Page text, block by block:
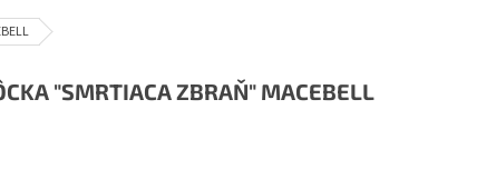
"SMRTIACA ZBRAŇ" MACEBELL